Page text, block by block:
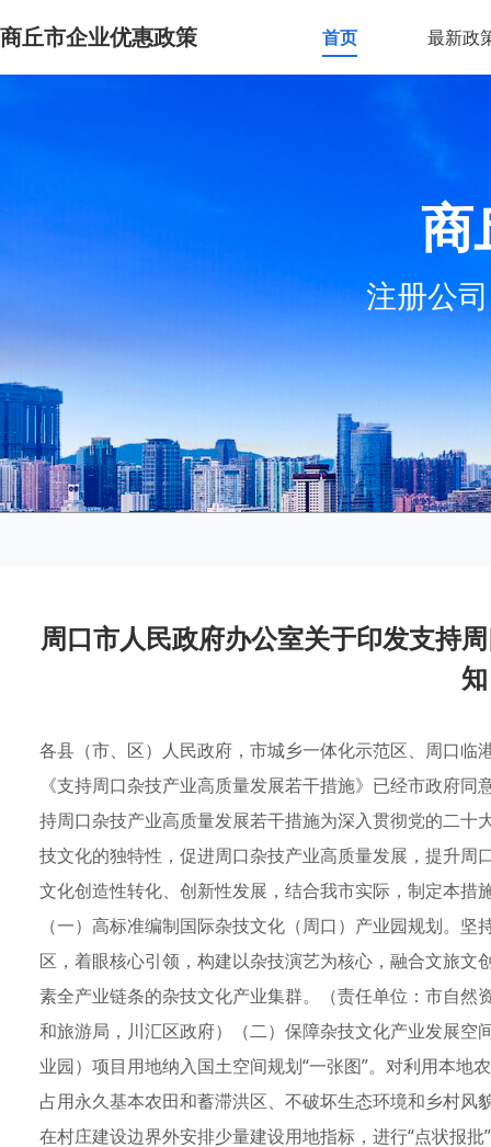
商丘市企业优惠政策 首页 最新政
商
注册公
周口市人民政府办公室关于印发支持
知
各县（市、区）人民政府，市城乡一体化示范区、周口
《支持周口杂技产业高质量发展若干措施》已经市政府
持周口杂技产业高质量发展若干措施为深入贯彻党的二
技文化的独特性，促进周口杂技产业高质量发展，提升
文化创造性转化、创新性发展，结合我市实际，制定本
（一）高标准编制国际杂技文化（周口）产业园规划。
区，着眼核心引领，构建以杂技演艺为核心，融合文旅
素全产业链条的杂技文化产业集群。（责任单位：市自
和旅游局，川汇区政府）（二）保障杂技文化产业发展
业园）项目用地纳入国土空间规划“一张图”。对利用本
占用永久基本农田和蓄滞洪区、不破坏生态环境和乡村风
在村庄建设边界外安排少量建设用地指标，进行“点状报